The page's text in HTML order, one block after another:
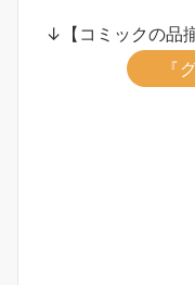
↓【コミックの品
『